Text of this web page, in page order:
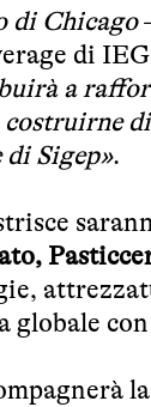
di Chicago
di
a
Sigep».
globale